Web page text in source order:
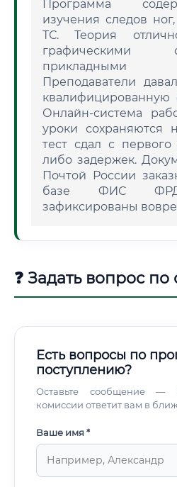
Программа
изучения следов
ТС. Теория
Преподаватели
квалифицированную
Онлайн-система
уроки сохраняются
тест сдал с первого
либо задержек.
Почтой России
базе ФИС
зафиксированы
❓ Задать вопрос
Есть вопросы по
поступлению?
Оставьте сообщение —
комиссии ответит вам в
Ваше имя *